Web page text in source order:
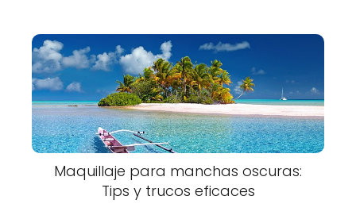
Maquillaje para manchas oscuras:
Tips y trucos eficaces